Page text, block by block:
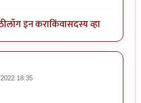
लॉग इन कराकिंवासदस्य व्हा
2022 18:35